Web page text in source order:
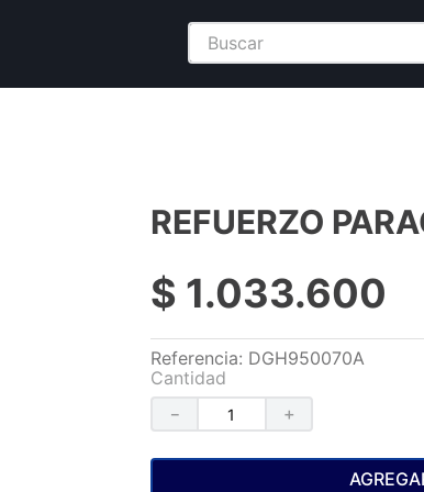
Buscar
REFUERZO
$ 1.033.600
Referencia: DGH950070A
Cantidad
＋
－